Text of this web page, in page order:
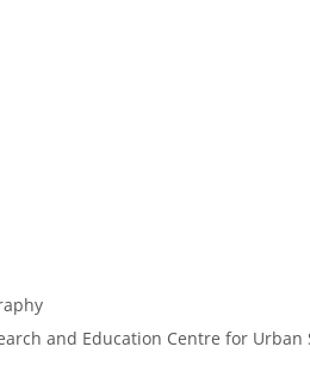
and Education Centre for Urban